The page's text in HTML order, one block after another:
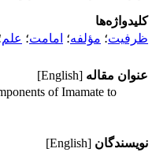
کلیدواژه‌ها
ظرفیت؛ مؤلفه؛ امامت؛ علم
عنوان مقاله [English]
of Imamate to
نویسندگان [English]